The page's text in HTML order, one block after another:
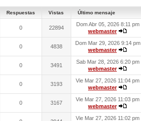
Respuestas Vistas Último mensaje
0 22894
Dom Abr 05, 2026 8:11 pm
webmaster
0 4838
Dom Mar 29, 2026 9:14 pm
webmaster
0 3491
Sab Mar 28, 2026 6:20 pm
webmaster
0 3193
Vie Mar 27, 2026 11:04 pm
webmaster
0 3167
Vie Mar 27, 2026 11:03 pm
webmaster
Vie Mar 27, 2026 11:02 pm